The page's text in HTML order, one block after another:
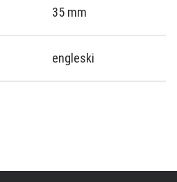
35 mm
engleski